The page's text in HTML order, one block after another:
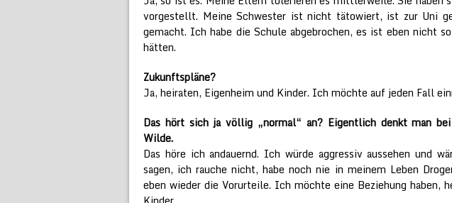
vorgestellt. Meine Schwester ist nicht tätowiert, ist zur Uni
gemacht. Ich habe die Schule abgebrochen, es ist eben nicht
hätten.
Zukunftspläne?
Ja, heiraten, Eigenheim und Kinder. Ich möchte auf jeden Fall
Das hört sich ja völlig „normal“ an? Eigentlich denkt man
Wilde.
Das höre ich andauernd. Ich würde aggressiv aussehen und
sagen, ich rauche nicht, habe noch nie in meinem Leben
eben wieder die Vorurteile. Ich möchte eine Beziehung haben,